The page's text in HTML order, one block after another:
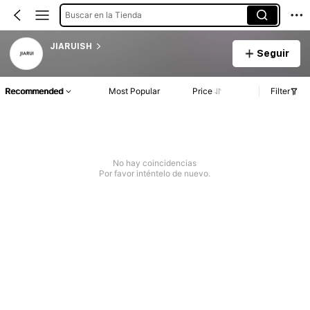
Buscar en la Tienda
JIARUISH
Seguir
Recommended Most Popular Price Filter
No hay coincidencias
Por favor inténtelo de nuevo.